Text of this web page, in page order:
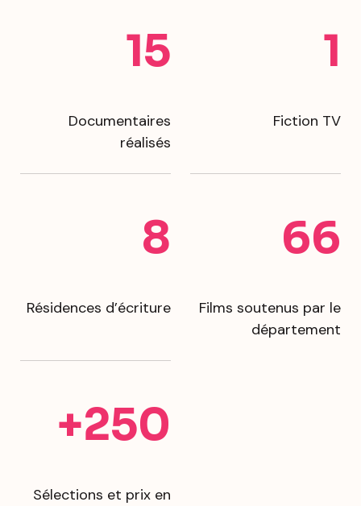
15
Documentaires
réalisés
1
Fiction TV
8
Résidences d’écriture
66
Films soutenus par le
département
+250
Sélections et prix en